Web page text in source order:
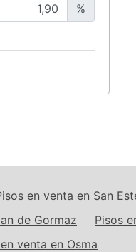
%
en venta en San
de Gormaz
Pisos
venta en Osma